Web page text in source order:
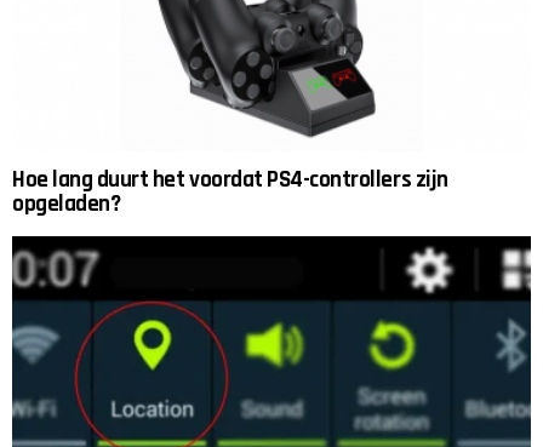
Hoe lang duurt het voordat PS4-controllers zijn
opgeladen?